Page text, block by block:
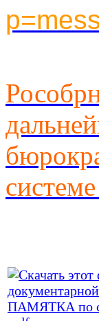
ПАМЯТКА по